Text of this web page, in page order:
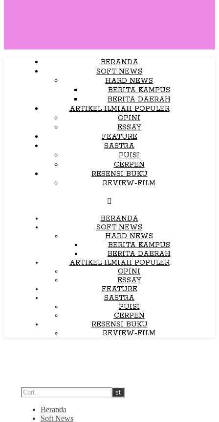
BERANDA
SOFT NEWS
HARD NEWS
BERITA KAMPUS
BERITA DAERAH
ARTIKEL ILMIAH POPULER
OPINI
ESSAY
FEATURE
SASTRA
PUISI
CERPEN
RESENSI BUKU
REVIEW-FILM
BERANDA
SOFT NEWS
HARD NEWS
BERITA KAMPUS
BERITA DAERAH
ARTIKEL ILMIAH POPULER
OPINI
ESSAY
FEATURE
SASTRA
PUISI
CERPEN
RESENSI BUKU
REVIEW-FILM
Beranda
Soft News